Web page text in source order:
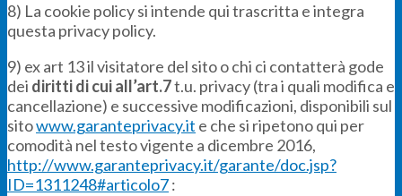
8) La cookie policy si intende qui trascritta e integra
questa privacy policy.
9) ex art 13 il visitatore del sito o chi ci contatterà gode
dei diritti di cui all’art.7t.u. privacy (tra i quali modifica e
cancellazione) e successive modificazioni, disponibili sul
sitowww.garanteprivacy.it e che si ripetono qui per
comodità nel testo vigente a dicembre 2016,
http://www.garanteprivacy.it/garante/doc.jsp?
ID=1311248#articolo7: